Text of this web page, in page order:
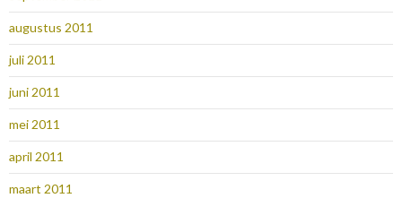
augustus 2011
juli 2011
juni 2011
mei 2011
april 2011
maart 2011